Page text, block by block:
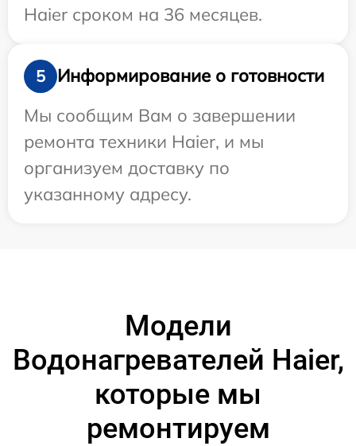
Haier сроком на 36 месяцев.
5
Информирование о готовности
Мы сообщим Вам о завершении
ремонта техники Haier, и мы
организуем доставку по
указанному адресу.
Модели
Водонагревателей Haier,
которые мы
ремонтируем